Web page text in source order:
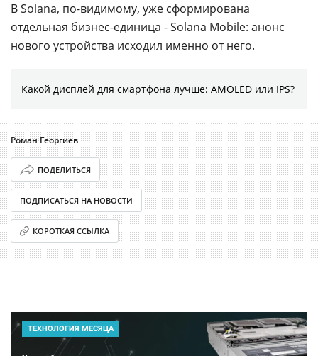
В Solana, по-видимому, уже сформирована
отдельная бизнес-единица - Solana Mobile: анонс
нового устройства исходил именно от него.
Какой дисплей для смартфона лучше: AMOLED или IPS?
Роман Георгиев
ПОДЕЛИТЬСЯ
ПОДПИСАТЬСЯ НА НОВОСТИ
КОРОТКАЯ ССЫЛКА
ТЕХНОЛОГИЯ МЕСЯЦА